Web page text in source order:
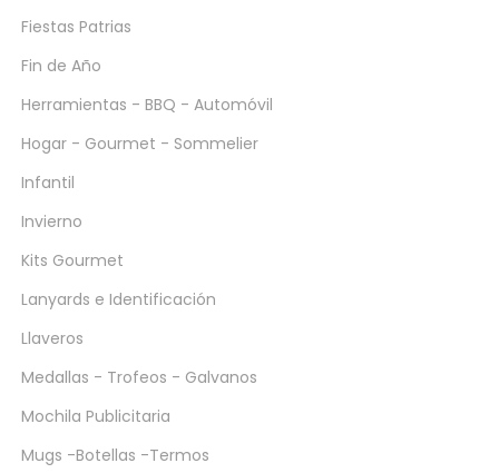
Fiestas Patrias
Fin de Año
Herramientas - BBQ - Automóvil
Hogar - Gourmet - Sommelier
Infantil
Invierno
Kits Gourmet
Lanyards e Identificación
Llaveros
Medallas - Trofeos - Galvanos
Mochila Publicitaria
Mugs -Botellas -Termos